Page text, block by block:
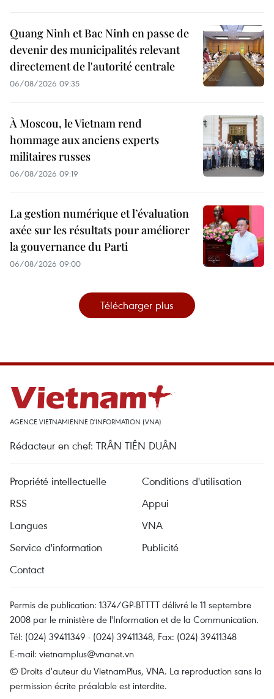
Quang Ninh et Bac Ninh en passe de
devenir des municipalités relevant
directement de l'autorité centrale
06/08/2026 09:35
À Moscou, le Vietnam rend
hommage aux anciens experts
militaires russes
06/08/2026 09:19
La gestion numérique et l’évaluation
axée sur les résultats pour améliorer
la gouvernance du Parti
06/08/2026 09:00
Télécharger plus
AGENCE VIETNAMIENNE D'INFORMATION (VNA)
Rédacteur en chef: TRÂN TIÊN DUÂN
Propriété intellectuelle
Conditions d'utilisation
RSS
Appui
Langues
VNA
Service d'information
Publicité
Contact
Permis de publication: 1374/GP-BTTTT délivré le 11 septembre
2008 par le ministère de l'Information et de la Communication.
Tél: (024) 39411349 - (024) 39411348, Fax: (024) 39411348
E-mail: vietnamplus@vnanet.vn
© Droits d'auteur du VietnamPlus, VNA. La reproduction sans la
permission écrite préalable est interdite.